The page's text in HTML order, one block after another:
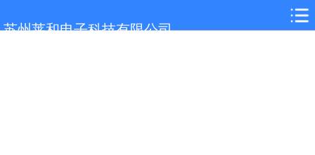
苏州莱和电子科技有限公司